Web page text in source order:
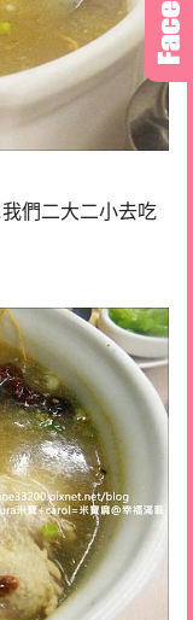
們二大二小去吃